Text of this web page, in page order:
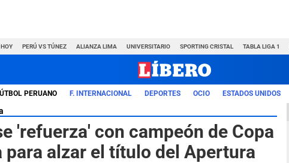
PERÚ VS TÚNEZ ALIANZA LIMA UNIVERSITARIO SPORTING CRISTAL TABLA LIGA 1
PERUANO F. INTERNACIONAL DEPORTES OCIO ESTADOS UNIDOS
'refuerza' con campeón de Copa
para alzar el título del Apertura